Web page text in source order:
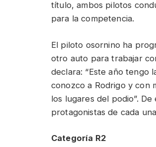
título, ambos pilotos
para la competencia.
El piloto osornino ha
otro auto para trabajar
declara: “Este año tengo
conozco a Rodrigo y con
los lugares del podio”.
protagonistas de cada
Categoría R2